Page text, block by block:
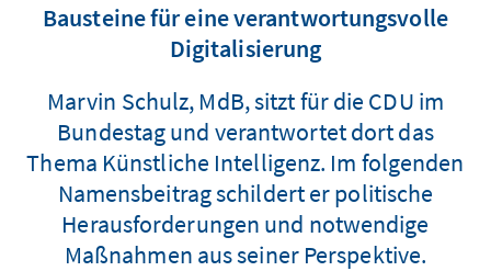
Bausteine für eine verantwortungsvolle
Digitalisierung
Marvin Schulz, MdB, sitzt für die CDU im
Bundestag und verantwortet dort das
Thema Künstliche Intelligenz. Im folgenden
Namensbeitrag schildert er politische
Herausforderungen und notwendige
Maßnahmen aus seiner Perspektive.